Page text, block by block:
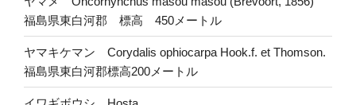
福島県東白河郡 標高 450メートル
ヤマキケマン Corydalis ophiocarpa Hook.f. et Thomson.
福島県東白河郡標高200メートル